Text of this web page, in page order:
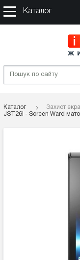
Каталог
Каталог Захист
JST26i - Screen Ward